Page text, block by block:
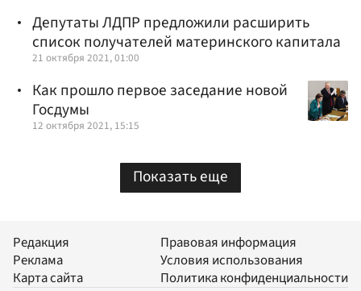
Депутаты ЛДПР предложили расширить
список получателей материнского капитала
21 октября 2021, 01:00
Как прошло первое заседание новой
Госдумы
12 октября 2021, 15:15
Показать еще
Редакция
Реклама
Карта сайта
Правовая информация
Условия использования
Политика конфиденциальности